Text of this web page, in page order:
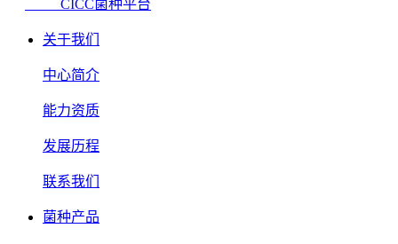
CICC菌种平台
关于我们
中心简介
能力资质
发展历程
联系我们
菌种产品